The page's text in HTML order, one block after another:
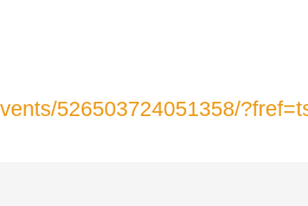
526503724051358/